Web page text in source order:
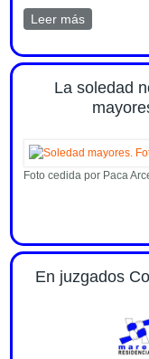
Leer mássobre
La soledad
Foto cedida por Paca
En juzgados